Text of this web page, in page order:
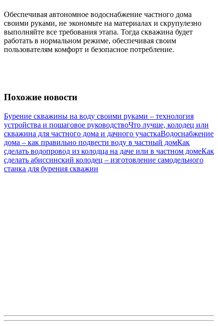
Обеспечивая автономное водоснабжение частного дома
своими руками, не экономьте на материалах и скрупулезно
выполняйте все требования этапа. Тогда скважина будет
работать в нормальном режиме, обеспечивая своим
пользователям комфорт и безопасное потребление.
Похожие новости
Бурение скважины на воду своими руками – технология
устройства и пошаговое руководствоЧто лучше, колодец или
скважина для частного дома и дачного участкаВодоснабжение
дома – как правильно подвести воду в частный домКак
сделать водопровод из колодца на даче или в частном домеКак
сделать абиссинский колодец – изготовление самодельного
станка для бурения скважин